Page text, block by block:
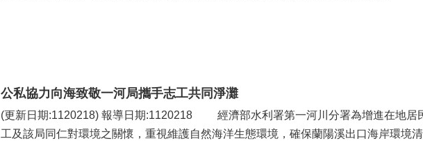
公私協力向海致敬一河局攜手志工共同淨灘
(更新日期:1120218) 報導日期:1120218 經濟部水利署第一河川分署為增進在地居民、防汛護水志
工及該局同仁對環境之關懷，重視維護自然海洋生態環境，確保蘭陽溪出口海岸環境